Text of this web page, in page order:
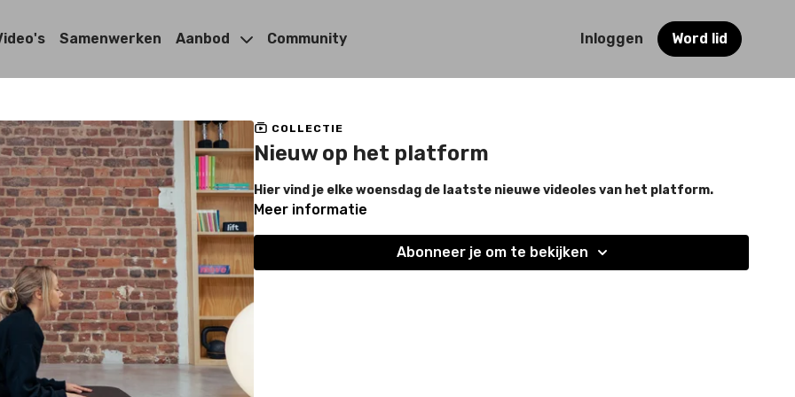
Samenwerken Aanbod Community Inloggen Word lid
COLLECTIE
Nieuw op het platform
Hier vind je elke woensdag de laatste nieuwe videoles van het platform.
Meer informatie
Abonneer je om te bekijken